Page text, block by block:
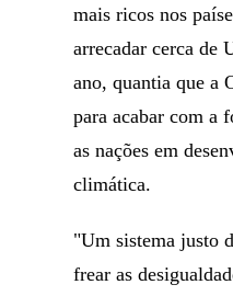
mais ricos nos
arrecadar cerca de
ano, quantia que a
para acabar com a
as nações em
climática.
"Um sistema justo
frear as